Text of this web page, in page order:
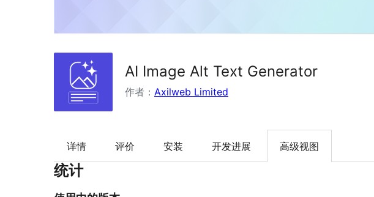
AI Image Alt Text Generator
作者： Axilweb Limited
详情 评价 安装 开发进展 高级视图
统计